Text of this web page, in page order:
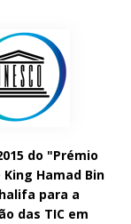
do "Prémio
King Hamad Bin
para a
das TIC em